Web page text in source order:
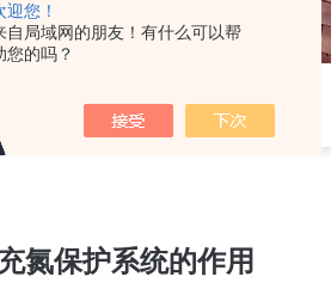
迎您！
自局域网的朋友！有什么可以帮
您的吗？
仪、气体在线分析、在线氧含量分析仪、氧气氮气分析仪、
氮保护系统的作用